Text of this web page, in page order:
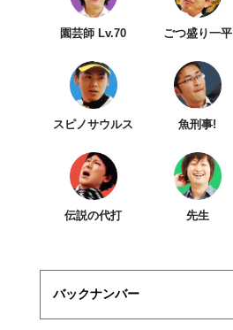
園芸師 Lv.70 ごつ盛り一平
スピノサウルス 魚刑事!
伝説の代打 先生
バックナンバー